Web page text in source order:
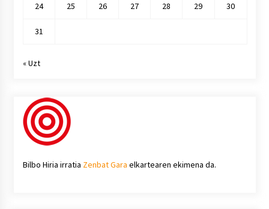
24 25 26 27 28 29 30
31
« Uzt
Bilbo Hiria irratia Zenbat Gara elkartearen ekimena da.